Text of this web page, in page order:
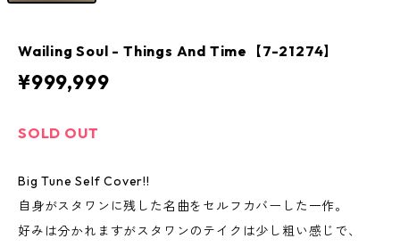
Wailing Soul - Things And Time【7-21274】
¥999,999
SOLD OUT
Big Tune Self Cover!!
自身がスタワンに残した名曲をセルフカバーした一作。
好みは分かれますがスタワンのテイクは少し粗い感じで、